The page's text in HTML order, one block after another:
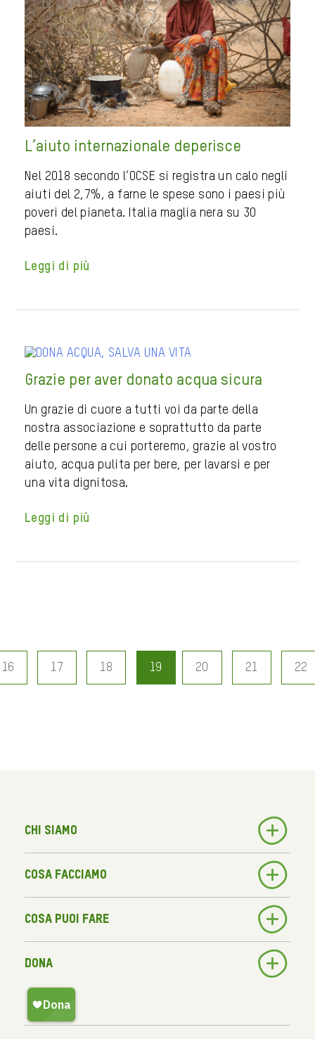
L’aiuto internazionale deperisce
Nel 2018 secondo l’OCSE si registra un calo negli
aiuti del 2,7%, a farne le spese sono i paesi più
poveri del pianeta. Italia maglia nera su 30
paesi.
Leggi di più
Grazie per aver donato acqua sicura
Un grazie di cuore a tutti voi da parte della
nostra associazione e soprattutto da parte
delle persone a cui porteremo, grazie al vostro
aiuto, acqua pulita per bere, per lavarsi e per
una vita dignitosa.
Leggi di più
16 17 18 19 20 21 22
Chi siamo
Cosa facciamo
Cosa puoi fare
Dona